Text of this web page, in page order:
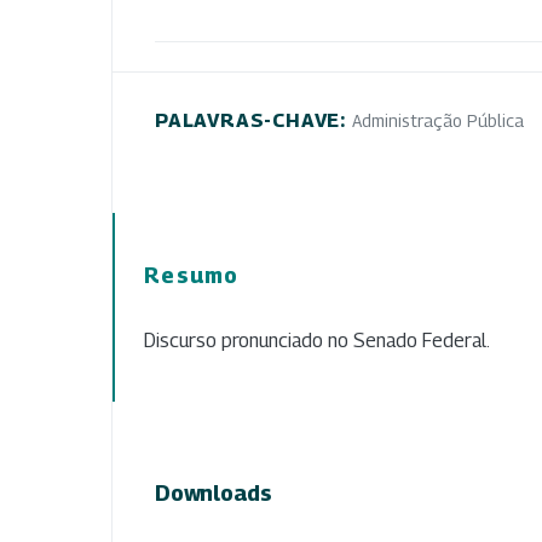
PALAVRAS-CHAVE: Administração Pública
Resumo
Discurso pronunciado no Senado Federal.
Downloads